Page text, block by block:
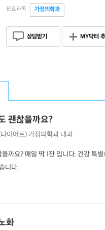
진료과목 : 가정의학과
상담받기 MY닥터
괜찮을까요?
이어트) 가정의학과 내과
까요? 매일 딱 1잔 입니다. 건강 특
니다.
화